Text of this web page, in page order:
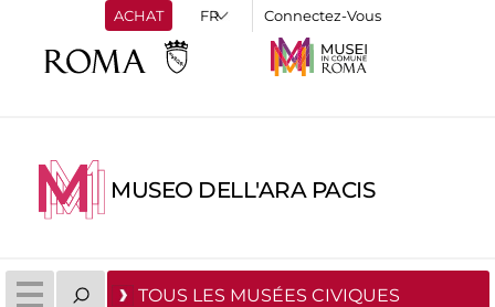
ACHAT Connectez-Vous
MUSEO DELL'ARA PACIS
TOUS LES MUSÉES CIVIQUES